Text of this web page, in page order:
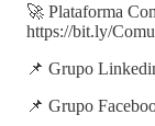
🚀 Plataforma
https://bit.ly/
📌 Grupo
📌 Grupo